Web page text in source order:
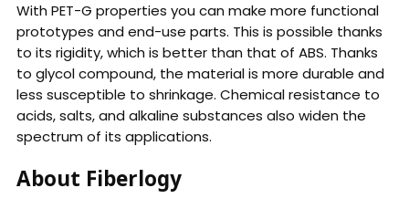
With PET-G properties you can make more functional
prototypes and end-use parts. This is possible thanks
to its rigidity, which is better than that of ABS. Thanks
to glycol compound, the material is more durable and
less susceptible to shrinkage. Chemical resistance to
acids, salts, and alkaline substances also widen the
spectrum of its applications.
About Fiberlogy